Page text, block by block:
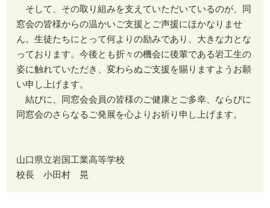
そして、その取り組みを支えていただいているのが、同
窓会の皆様からの温かいご支援とご声援にほかなりませ
ん。生徒たちにとって何よりの励みであり、大きな力とな
っております。今後とも折々の機会に後輩である岩工生の
姿に触れていただき、変わらぬご支援を賜りますようお願
い申し上げます。
結びに、同窓会会員の皆様のご健康とご多幸、ならびに
同窓会のさらなるご発展を心よりお祈り申し上げます。
山口県立岩国工業高等学校
校長 小田村 晃